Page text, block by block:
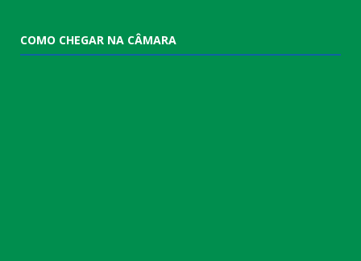
COMO CHEGAR NA CÂMARA